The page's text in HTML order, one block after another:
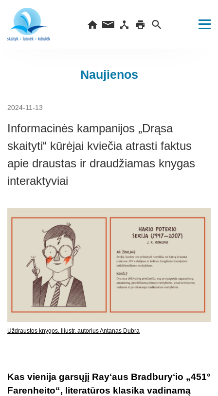
Naujienos
2024-11-13
Informacinės kampanijos „Drąsa
skaityti“ kūrėjai kviečia atrasti faktus
apie draustas ir draudžiamas knygas
interaktyviai
Uždraustos knygos. Iliustr. autorius Antanas Dubra
Kas vienija garsųjį Rayʻaus Bradburyʻio „451°
Farenheito“, literatūros klasika vadinamą